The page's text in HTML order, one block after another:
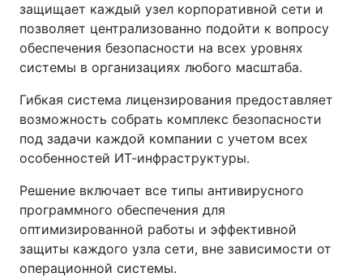
защищает каждый узел корпоративной сети и
позволяет централизованно подойти к вопросу
обеспечения безопасности на всех уровнях
системы в организациях любого масштаба.
Гибкая система лицензирования предоставляет
возможность собрать комплекс безопасности
под задачи каждой компании с учетом всех
особенностей ИТ-инфраструктуры.
Решение включает все типы антивирусного
программного обеспечения для
оптимизированной работы и эффективной
защиты каждого узла сети, вне зависимости от
операционной системы.